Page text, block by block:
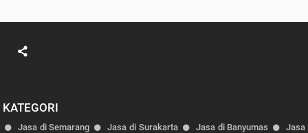
KATEGORI
Jasa di Semarang Jasa di Surakarta Jasa di Banyumas Jasa